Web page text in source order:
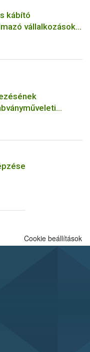
kábító
vállalkozások
Cookie beállítások